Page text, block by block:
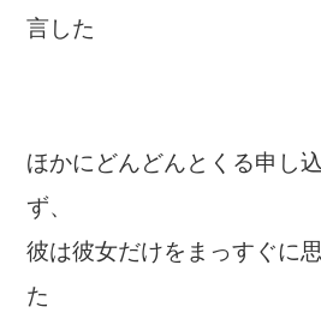
言した
ほかにどんどんとくる申し
ず、
彼は彼女だけをまっすぐに
た